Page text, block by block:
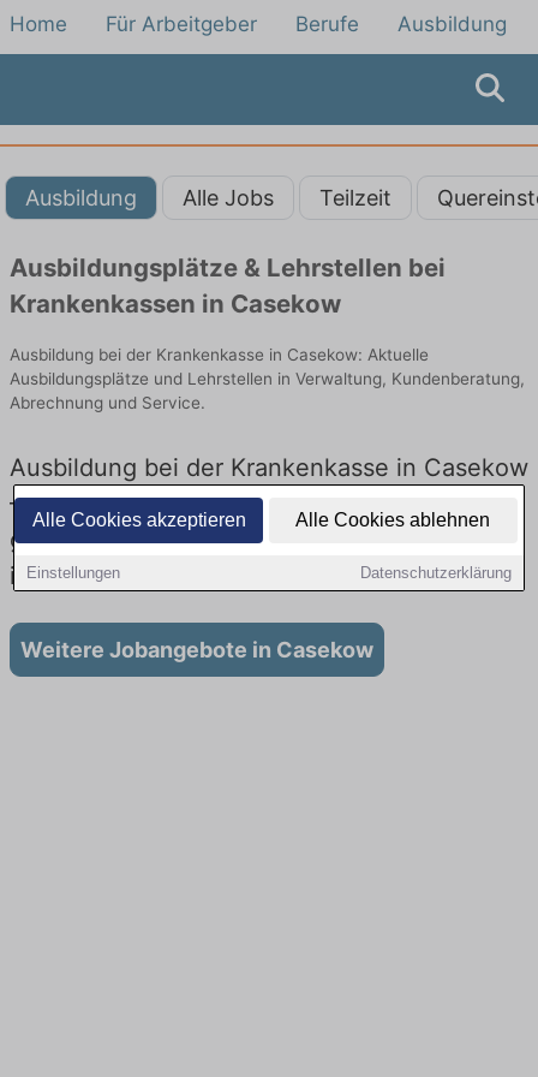
Alle Cookies akzeptieren Alle Cookies ablehnen
Einstellungen Datenschutzerklärung
Home Für Arbeitgeber Berufe Ausbildung
Ausbildung Alle Jobs Teilzeit
Ausbildungsplätze & Lehrstellen bei
Krankenkassen in Casekow
Ausbildung bei der Krankenkasse in Casekow: Aktuelle
Ausbildungsplätze und Lehrstellen in Verwaltung, Kundenberatung,
Abrechnung und Service.
Ausbildung bei der Krankenkasse in Casekow
– Ausbildungsplätze und Lehrstellen: Aktuell
gibt es keine Stellenangebote für Ausbildung
in Casekow
Weitere Jobangebote in Casekow